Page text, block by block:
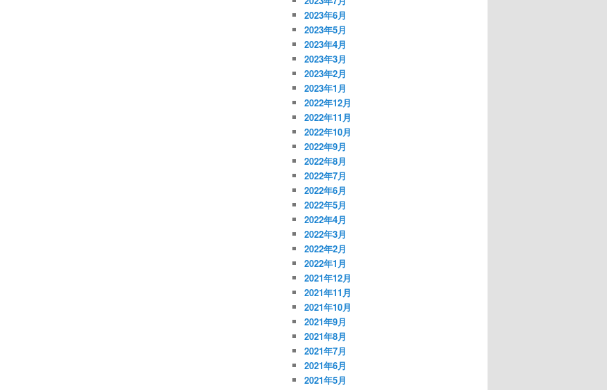
2023年6月
2023年5月
2023年4月
2023年3月
2023年2月
2023年1月
2022年12月
2022年11月
2022年10月
2022年9月
2022年8月
2022年7月
2022年6月
2022年5月
2022年4月
2022年3月
2022年2月
2022年1月
2021年12月
2021年11月
2021年10月
2021年9月
2021年8月
2021年7月
2021年6月
2021年5月